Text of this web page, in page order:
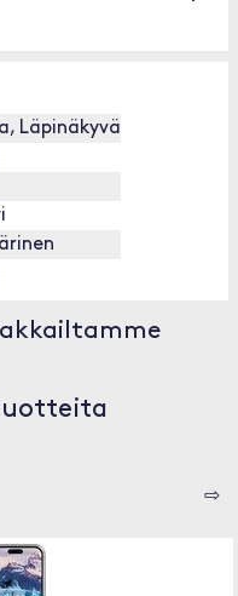
Läpinäkyvä
⇨